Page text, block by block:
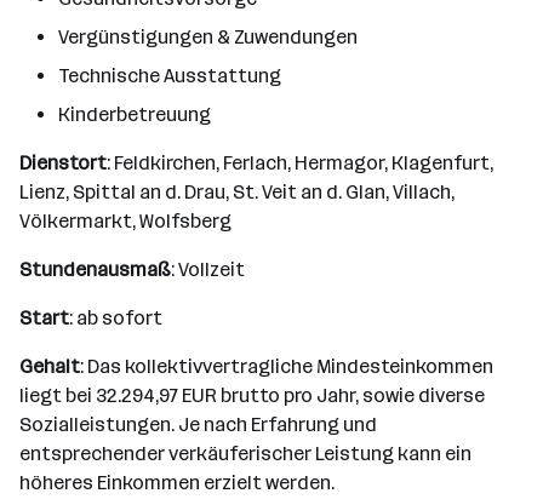
Vergünstigungen & Zuwendungen
Technische Ausstattung
Kinderbetreuung
Dienstort: Feldkirchen, Ferlach, Hermagor, Klagenfurt,
Lienz, Spittal an d. Drau, St. Veit an d. Glan, Villach,
Völkermarkt, Wolfsberg
Stundenausmaß: Vollzeit
Start: ab sofort
Gehalt: Das kollektivvertragliche Mindesteinkommen
liegt bei 32.294,97 EUR brutto pro Jahr, sowie diverse
Sozialleistungen. Je nach Erfahrung und
entsprechender verkäuferischer Leistung kann ein
höheres Einkommen erzielt werden.